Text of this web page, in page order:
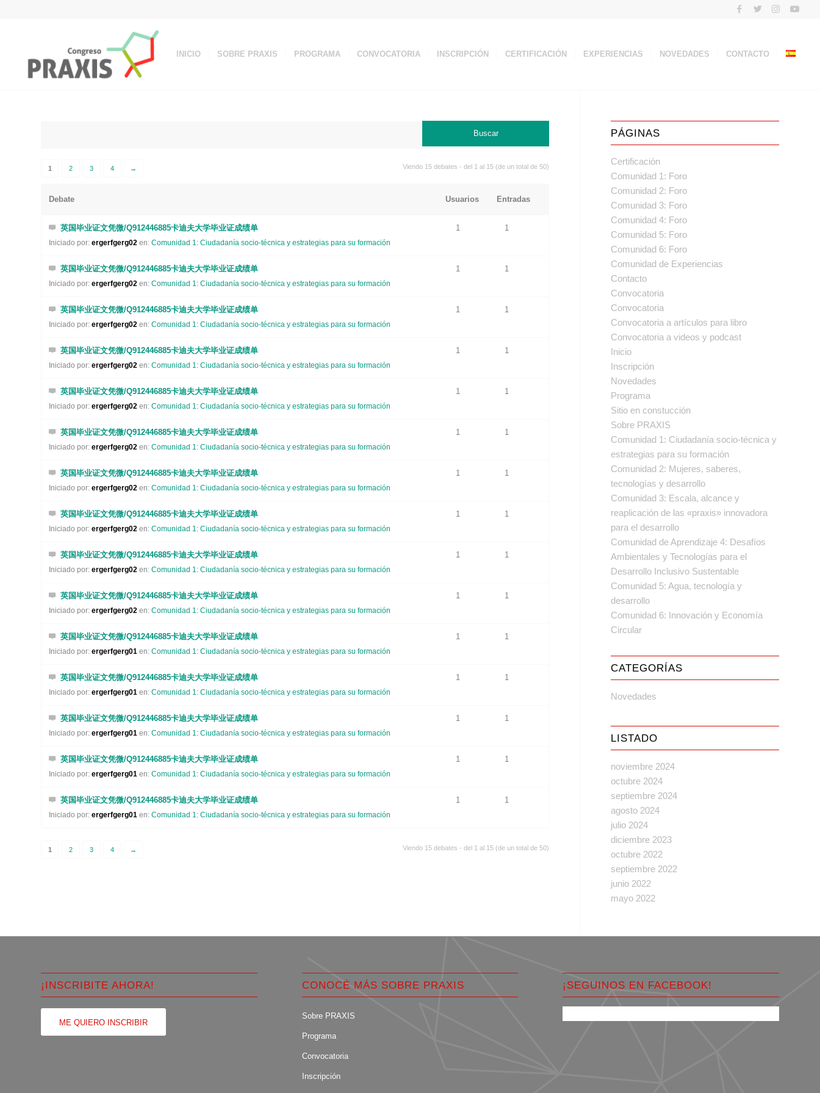
INICIO SOBRE PRAXIS PROGRAMA CONVOCATORIA INSCRIPCIÓN CERTIFICACIÓN EXPERIENCIAS NOVEDADES CONTACTO
Viendo 15 debates - del 1 al 15 (de un total de 50)
1 2 3 4 →
Debate Usuarios Entradas
英国毕业证文凭微/Q912446885卡迪夫大学毕业证成绩单
Iniciado por: ergerfgerg02 en: Comunidad 1: Ciudadanía socio-técnica y estrategias para su formación
1 1
英国毕业证文凭微/Q912446885卡迪夫大学毕业证成绩单
Iniciado por: ergerfgerg02 en: Comunidad 1: Ciudadanía socio-técnica y estrategias para su formación
1 1
英国毕业证文凭微/Q912446885卡迪夫大学毕业证成绩单
Iniciado por: ergerfgerg02 en: Comunidad 1: Ciudadanía socio-técnica y estrategias para su formación
1 1
英国毕业证文凭微/Q912446885卡迪夫大学毕业证成绩单
Iniciado por: ergerfgerg02 en: Comunidad 1: Ciudadanía socio-técnica y estrategias para su formación
1 1
英国毕业证文凭微/Q912446885卡迪夫大学毕业证成绩单
Iniciado por: ergerfgerg02 en: Comunidad 1: Ciudadanía socio-técnica y estrategias para su formación
1 1
英国毕业证文凭微/Q912446885卡迪夫大学毕业证成绩单
Iniciado por: ergerfgerg02 en: Comunidad 1: Ciudadanía socio-técnica y estrategias para su formación
1 1
英国毕业证文凭微/Q912446885卡迪夫大学毕业证成绩单
Iniciado por: ergerfgerg02 en: Comunidad 1: Ciudadanía socio-técnica y estrategias para su formación
1 1
英国毕业证文凭微/Q912446885卡迪夫大学毕业证成绩单
Iniciado por: ergerfgerg02 en: Comunidad 1: Ciudadanía socio-técnica y estrategias para su formación
1 1
英国毕业证文凭微/Q912446885卡迪夫大学毕业证成绩单
Iniciado por: ergerfgerg02 en: Comunidad 1: Ciudadanía socio-técnica y estrategias para su formación
1 1
英国毕业证文凭微/Q912446885卡迪夫大学毕业证成绩单
Iniciado por: ergerfgerg02 en: Comunidad 1: Ciudadanía socio-técnica y estrategias para su formación
1 1
英国毕业证文凭微/Q912446885卡迪夫大学毕业证成绩单
Iniciado por: ergerfgerg01 en: Comunidad 1: Ciudadanía socio-técnica y estrategias para su formación
1 1
英国毕业证文凭微/Q912446885卡迪夫大学毕业证成绩单
Iniciado por: ergerfgerg01 en: Comunidad 1: Ciudadanía socio-técnica y estrategias para su formación
1 1
英国毕业证文凭微/Q912446885卡迪夫大学毕业证成绩单
Iniciado por: ergerfgerg01 en: Comunidad 1: Ciudadanía socio-técnica y estrategias para su formación
1 1
英国毕业证文凭微/Q912446885卡迪夫大学毕业证成绩单
Iniciado por: ergerfgerg01 en: Comunidad 1: Ciudadanía socio-técnica y estrategias para su formación
1 1
英国毕业证文凭微/Q912446885卡迪夫大学毕业证成绩单
Iniciado por: ergerfgerg01 en: Comunidad 1: Ciudadanía socio-técnica y estrategias para su formación
1 1
Viendo 15 debates - del 1 al 15 (de un total de 50)
1 2 3 4 →
PÁGINAS
Certificación
Comunidad 1: Foro
Comunidad 2: Foro
Comunidad 3: Foro
Comunidad 4: Foro
Comunidad 5: Foro
Comunidad 6: Foro
Comunidad de Experiencias
Contacto
Convocatoria
Convocatoria
Convocatoria a artículos para libro
Convocatoria a videos y podcast
Inicio
Inscripción
Novedades
Programa
Sitio en constucción
Sobre PRAXIS
Comunidad 1: Ciudadanía socio-técnica y
estrategias para su formación
Comunidad 2: Mujeres, saberes,
tecnologías y desarrollo
Comunidad 3: Escala, alcance y
reaplicación de las «praxis» innovadora
para el desarrollo
Comunidad de Aprendizaje 4: Desafíos
Ambientales y Tecnologías para el
Desarrollo Inclusivo Sustentable
Comunidad 5: Agua, tecnología y
desarrollo
Comunidad 6: Innovación y Economía
Circular
CATEGORÍAS
Novedades
LISTADO
noviembre 2024
octubre 2024
septiembre 2024
agosto 2024
julio 2024
diciembre 2023
octubre 2022
septiembre 2022
junio 2022
mayo 2022
¡INSCRIBITE AHORA!
ME QUIERO INSCRIBIR
CONOCÉ MÁS SOBRE PRAXIS
Sobre PRAXIS
Programa
Convocatoria
Inscripción
¡SEGUINOS EN FACEBOOK!